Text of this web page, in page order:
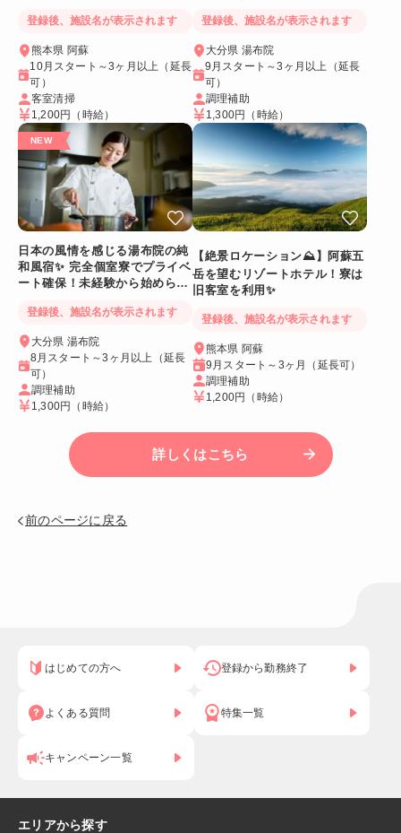
登録後、施設名が表示されます
熊本県 阿蘇
10月スタート～3ヶ月以上（延長
可）
客室清掃
1,200円
（時給）
登録後、施設名が表示されます
大分県 湯布院
9月スタート～3ヶ月以上（延長
可）
調理補助
1,300円
（時給）
日本の風情を感じる湯布院の純
和風宿✨ 完全個室寮でプライベ
ート確保！未経験から始められ
登録後、施設名が表示されます
大分県 湯布院
8月スタート～3ヶ月以上（延長
可）
調理補助
1,300円 （時給）
【絶景ロケーション⛰️】阿蘇五
岳を望むリゾートホテル！寮は
旧客室を利用✨
登録後、施設名が表示されます
熊本県 阿蘇
9月スタート～3ヶ月（延長可）
調理補助
1,200円 （時給）
詳しくはこちら
前のページに戻る
はじめての方へ 登録から勤務終了
よくある質問 特集一覧
キャンペーン一覧
エリアから探す